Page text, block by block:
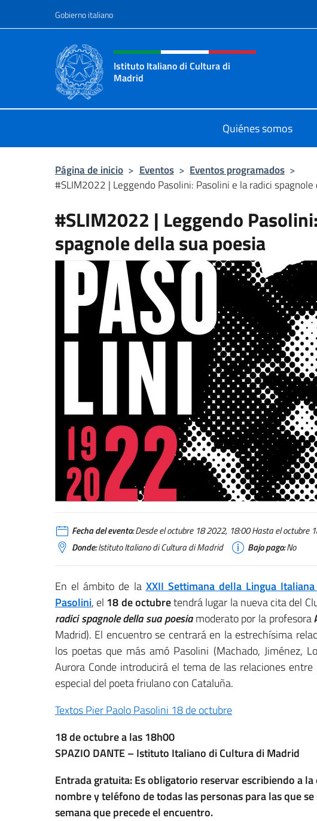
Gobierno italiano
Encabezado del sitio web,
Istituto Italiano di Cultura di
Madrid
Quiénes somos
Página de inicio > Eventos > Eventos programados >
#SLIM2022 | Leggendo Pasolini: Pasolini e la radici spagnole
#SLIM2022 | Leggendo
spagnole della sua poesia
Fecha del evento:Desde el octubre 18 2022, 18:00 Hasta el octubre
Donde:Istituto Italiano di Cultura di Madrid Bajo pago:No
En el ámbito de la XXII Settimana della Lingua
Pasolini, el 18 de octubretendrá lugar la nueva cita del
radici spagnole della sua poesiamoderato por la profesora
Madrid). El encuentro se centrará en la estrechísima
los poetas que más amó Pasolini (Machado, Jiménez,
Aurora Conde introducirá el tema de las relaciones
especial del poeta friulano con Cataluña.
Textos Pier Paolo Pasolini 18 de octubre
18 de octubre a las 18h00
SPAZIO DANTE – Istituto Italiano di Cultura di Madrid
Entrada gratuita: Es obligatorio reservar escribiendo a la
nombre y teléfono de todas las personas para las que
semana que precede el encuentro.